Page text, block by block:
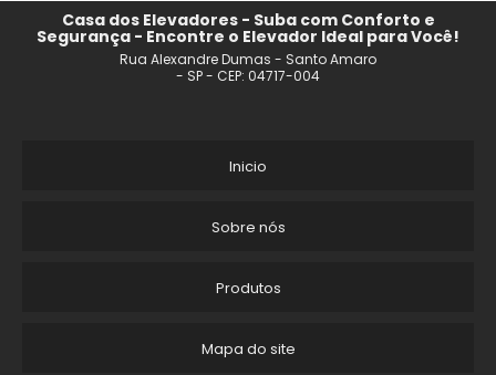
ELEVADOR RESIDENCIAL EXTERNO PREÇO
COMPRAR ELEVADOR RESIDENCIAL EM SP
PLATAFORMA ELEVATORIA ACESSIBILIDADE
ELEVADOR RESIDENCIAL 3 ANDARES PREÇO
Casa dos Elevadores - Suba com Conforto e
Segurança - Encontre o Elevador Ideal para Você!
Rua Alexandre Dumas - Santo Amaro
- SP - CEP: 04717-004
Inicio
Sobre nós
Produtos
Mapa do site